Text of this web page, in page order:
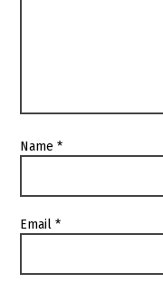
Name*
Email*